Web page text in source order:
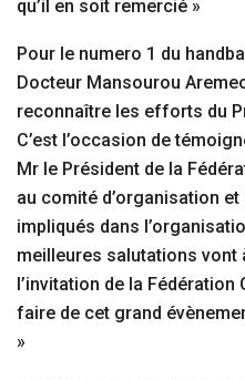
qu’il en soit remercié »
Pour le numero 1 du
Docteur Mansourou
reconnaître les efforts du
C’est l’occasion de
Mr le Président de la
au comité d’organisation
impliqués dans
meilleures salutations vont
l’invitation de la Fédération
faire de cet grand
»